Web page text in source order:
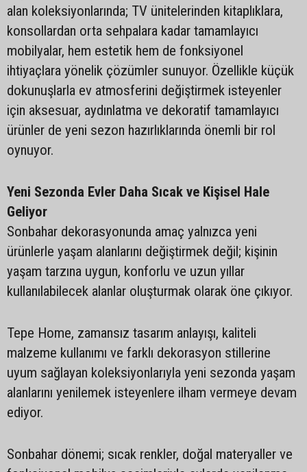
alan koleksiyonlarında; TV ünitelerinden kitaplıklara,
konsollardan orta sehpalara kadar tamamlayıcı
mobilyalar, hem estetik hem de fonksiyonel
ihtiyaçlara yönelik çözümler sunuyor. Özellikle küçük
dokunuşlarla ev atmosferini değiştirmek isteyenler
için aksesuar, aydınlatma ve dekoratif tamamlayıcı
ürünler de yeni sezon hazırlıklarında önemli bir rol
oynuyor.
Yeni Sezonda Evler Daha Sıcak ve Kişisel Hale
Geliyor
Sonbahar dekorasyonunda amaç yalnızca yeni
ürünlerle yaşam alanlarını değiştirmek değil; kişinin
yaşam tarzına uygun, konforlu ve uzun yıllar
kullanılabilecek alanlar oluşturmak olarak öne çıkıyor.
Tepe Home, zamansız tasarım anlayışı, kaliteli
malzeme kullanımı ve farklı dekorasyon stillerine
uyum sağlayan koleksiyonlarıyla yeni sezonda yaşam
alanlarını yenilemek isteyenlere ilham vermeye devam
ediyor.
Sonbahar dönemi; sıcak renkler, doğal materyaller ve